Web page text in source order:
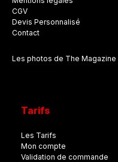
CGV
Devis Personnalisé
Contact
Les photos de The Magazine
Tarifs
Les Tarifs
Mon compte
Validation de commande